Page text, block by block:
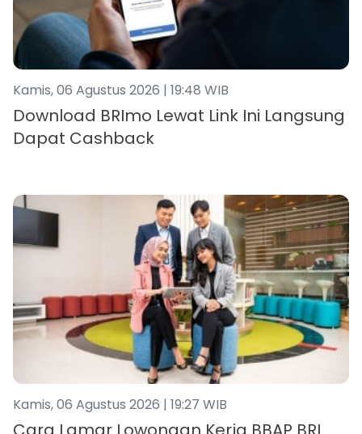
Kamis, 06 Agustus 2026 | 19:48 WIB
Download BRImo Lewat Link Ini Langsung
Dapat Cashback
Kamis, 06 Agustus 2026 | 19:27 WIB